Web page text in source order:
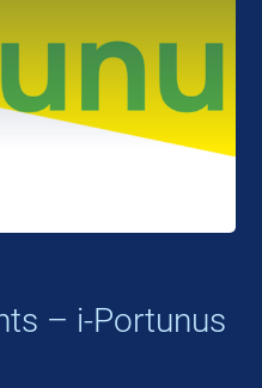
– i-Portunus